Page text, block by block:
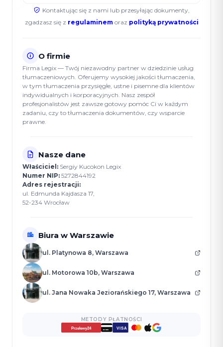
Kontaktując się z nami lub przesyłając dokumenty,
zgadzasz się z regulaminem oraz polityką prywatności
O firmie
Firma Legix — Twój niezawodny partner w dziedzinie usług
tłumaczeniowych. Oferujemy wysokiej jakości tłumaczenia,
w tym tłumaczenia przysięgłe, ustne i pisemne dla klientów
indywidualnych i korporacyjnych. Nasz zespół
profesjonalistów jest zawsze gotowy pomóc Ci w każdym
zadaniu, czy to tłumaczenia dokumentów, czy wsparcie
prawne.
Nasze dane
Właściciel: Sergiy Kucokon Legix
Numer NIP: 5272844192
Adres rejestracji:
ul. Edmunda Kajdasza 17,
52-234 Wrocław
Biura w Warszawie
ul. Platynowa 8, Warszawa
ul. Motorowa 10b, Warszawa
ul. Jana Nowaka Jeziorańskiego 17, Warszawa
METODY PŁATNOŚCI
Przelewy24 VISA